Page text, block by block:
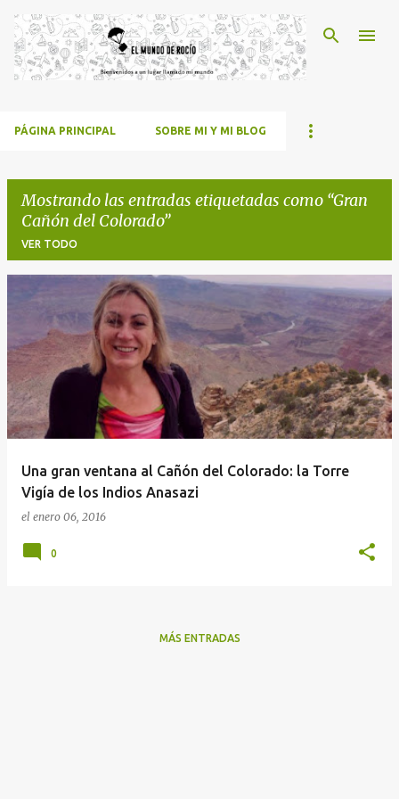
Ir al contenido principal
PÁGINA PRINCIPAL SOBRE MI Y MI BLOG
Mostrando las entradas etiquetadas como Gran
Cañón del Colorado
VER TODO
t
r
a
d
Una gran ventana al Cañón del Colorado: la Torre
Vigía de los Indios Anasazi
el enero 06, 2016
0
MÁS ENTRADAS